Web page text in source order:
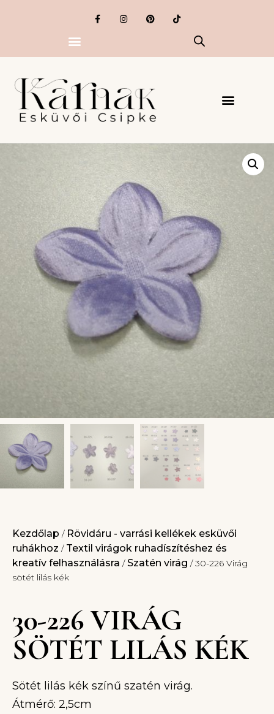
Kezdőlap / Rövidáru - varrási kellékek esküvői
ruhákhoz / Textil virágok ruhadíszítéshez és
kreatív felhasználásra /Szatén virág / 30-226 Virág
sötét lilás kék
30-226 VIRÁG
SÖTÉT LILÁS KÉK
Sötét lilás kék színű szatén virág.
Átmérő: 2,5cm